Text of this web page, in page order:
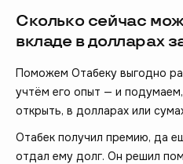
Сколько сейчас
вкладе в долларах
Поможем Отабеку выгодно
учтём его опыт — и
открыть, в долларах или
Отабек получил премию, да
отдал ему долг. Он решил